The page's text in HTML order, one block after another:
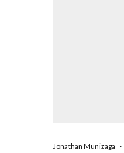
Jonathan Munizaga ·